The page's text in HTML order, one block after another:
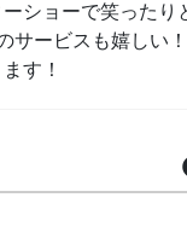
ショーで笑った
サービスも嬉しい！
す！